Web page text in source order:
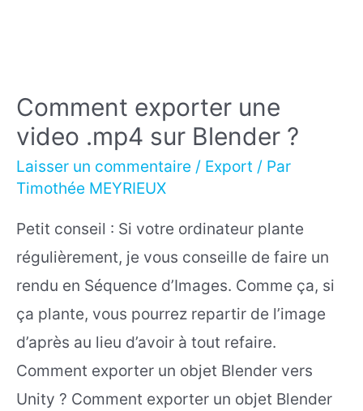
Comment exporter une
video .mp4 sur Blender ?
Laisser un commentaire / Export / Par
Timothée MEYRIEUX
Petit conseil : Si votre ordinateur plante
régulièrement, je vous conseille de faire un
rendu en Séquence d’Images. Comme ça, si
ça plante, vous pourrez repartir de l’image
d’après au lieu d’avoir à tout refaire.
Comment exporter un objet Blender vers
Unity ? Comment exporter un objet Blender